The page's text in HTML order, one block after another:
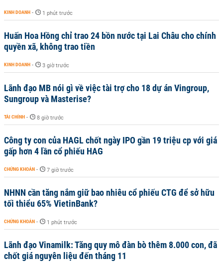
KINH DOANH - 1 phút trước
Huấn Hoa Hồng chỉ trao 24 bồn nước tại Lai Châu cho chính
quyền xã, không trao tiền
KINH DOANH - 3 giờ trước
Lãnh đạo MB nói gì về việc tài trợ cho 18 dự án Vingroup,
Sungroup và Masterise?
TÀI CHÍNH - 8 giờ trước
Công ty con của HAGL chốt ngày IPO gần 19 triệu cp với giá
gấp hơn 4 lần cổ phiếu HAG
CHỨNG KHOÁN - 7 giờ trước
NHNN cần tăng nắm giữ bao nhiêu cổ phiếu CTG để sở hữu
tối thiểu 65% VietinBank?
CHỨNG KHOÁN - 1 phút trước
Lãnh đạo Vinamilk: Tăng quy mô đàn bò thêm 8.000 con, đã
chốt giá nguyên liệu đến tháng 11